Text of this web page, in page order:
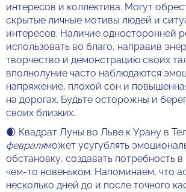
интересов и коллектива. Могут
скрытые личные мотивы людей и
интересов. Наличие односторонней
использовать во благо, направив
творчество и демонстрацию своих
вполнолуние часто наблюдаются
напряжение, плохой сон и
на дорогах. Будьте осторожны и
своих близких.
🌒 Квадрат Луны во Льве к Урану в
февраляможет усугублять
обстановку, создавать потребность
чем-то новеньком. Напоминаем, что
несколько дней до и после точного